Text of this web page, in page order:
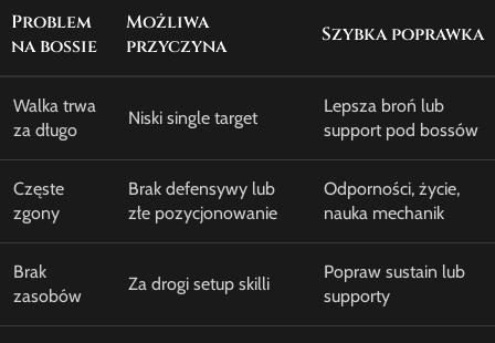
Problem
na bossie
Możliwa
przyczyna
Szybka poprawka
Walka trwa
za długo
Niski single target
Lepsza broń lub
support pod bossów
Częste
zgony
Brak defensywy lub
złe pozycjonowanie
Odporności, życie,
nauka mechanik
Brak
zasobów
Za drogi setup skilli
Popraw sustain lub
supporty